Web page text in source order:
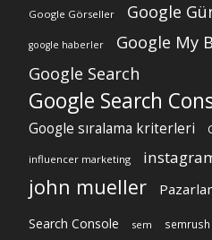
Google Görseller Google
google haberler Google My
Google Search
Google Search
Google sıralama kriterleri
influencer marketing
john mueller
Search Console sem semrush